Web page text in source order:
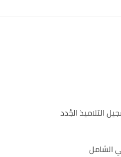
التلاميذ الجُدد
الشامل